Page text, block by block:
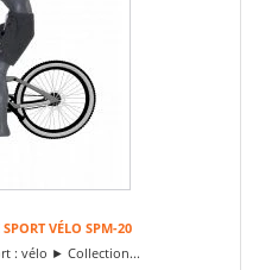
VÉLO SPM-20
: vélo ► Collection...